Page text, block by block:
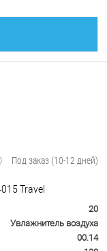
Под заказ (10-12 дней)
Travel
20
Увлажнитель воздуха
00.14